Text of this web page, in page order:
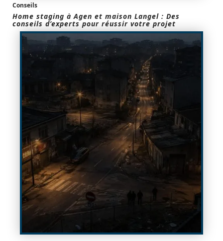
Conseils
Home staging à Agen et maison Langel : Des
conseils d’experts pour réussir votre projet